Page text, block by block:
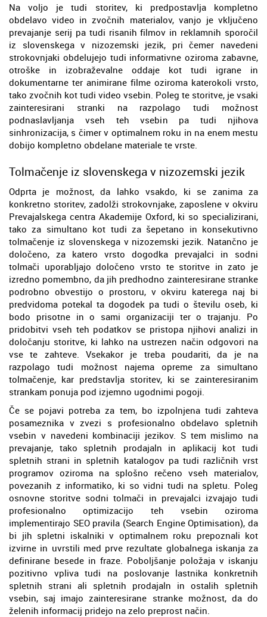
Na voljo je tudi storitev, ki predpostavlja kompletno
obdelavo video in zvočnih materialov, vanjo je vključeno
prevajanje serij pa tudi risanih filmov in reklamnih sporočil
iz slovenskega v nizozemski jezik, pri čemer navedeni
strokovnjaki obdelujejo tudi informativne oziroma zabavne,
otroške in izobraževalne oddaje kot tudi igrane in
dokumentarne ter animirane filme oziroma katerokoli vrsto,
tako zvočnih kot tudi video vsebin. Poleg te storitve, je vsaki
zainteresirani stranki na razpolago tudi možnost
podnaslavljanja vseh teh vsebin pa tudi njihova
sinhronizacija, s čimer v optimalnem roku in na enem mestu
dobijo kompletno obdelane materiale te vrste.
Tolmačenje iz slovenskega v nizozemski jezik
Odprta je možnost, da lahko vsakdo, ki se zanima za
konkretno storitev, zadolži strokovnjake, zaposlene v okviru
Prevajalskega centra Akademije Oxford, ki so specializirani,
tako za simultano kot tudi za šepetano in konsekutivno
tolmačenje iz slovenskega v nizozemski jezik. Natančno je
določeno, za katero vrsto dogodka prevajalci in sodni
tolmači uporabljajo določeno vrsto te storitve in zato je
izredno pomembno, da jih predhodno zainteresirane stranke
podrobno obvestijo o prostoru, v okviru katerega naj bi
predvidoma potekal ta dogodek pa tudi o številu oseb, ki
bodo prisotne in o sami organizaciji ter o trajanju. Po
pridobitvi vseh teh podatkov se pristopa njihovi analizi in
določanju storitve, ki lahko na ustrezen način odgovori na
vse te zahteve. Vsekakor je treba poudariti, da je na
razpolago tudi možnost najema opreme za simultano
tolmačenje, kar predstavlja storitev, ki se zainteresiranim
strankam ponuja pod izjemno ugodnimi pogoji.
Če se pojavi potreba za tem, bo izpolnjena tudi zahteva
posameznika v zvezi s profesionalno obdelavo spletnih
vsebin v navedeni kombinaciji jezikov. S tem mislimo na
prevajanje, tako spletnih prodajaln in aplikacij kot tudi
spletnih strani in spletnih katalogov pa tudi različnih vrst
programov oziroma na splošno rečeno vseh materialov,
povezanih z informatiko, ki so vidni tudi na spletu. Poleg
osnovne storitve sodni tolmači in prevajalci izvajajo tudi
profesionalno optimizacijo teh vsebin oziroma
implementirajo SEO pravila (Search Engine Optimisation), da
bi jih spletni iskalniki v optimalnem roku prepoznali kot
izvirne in uvrstili med prve rezultate globalnega iskanja za
definirane besede in fraze. Poboljšanje položaja v iskanju
pozitivno vpliva tudi na poslovanje lastnika konkretnih
spletnih strani ali spletnih prodajaln in ostalih spletnih
vsebin, saj imajo zainteresirane stranke možnost, da do
želenih informacij pridejo na zelo preprost način.